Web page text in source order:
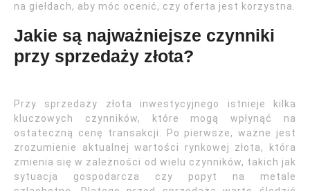
na giełdach, aby móc ocenić, czy oferta jest korzystna.
Jakie są najważniejsze czynniki
przy sprzedaży złota?
Przy sprzedaży złota inwestycyjnego istnieje kilka
kluczowych czynników, które mogą wpłynąć na
ostateczną cenę transakcji. Po pierwsze, ważne jest
zrozumienie aktualnej wartości rynkowej złota, która
zmienia się w zależności od wielu czynników, takich jak
sytuacja gospodarcza czy popyt na metale